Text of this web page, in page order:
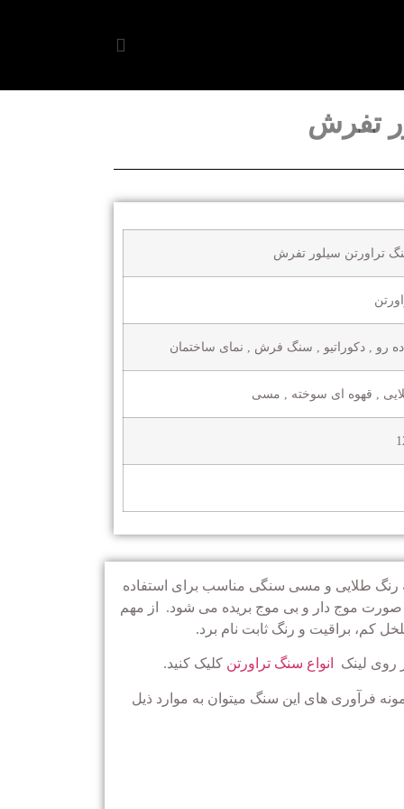
تفرش
تراورتن سیلور تفرش
رو , دکوراتیو , سنگ فرش , نمای ساختمان
, قهوه ای سوخته , مسی
رنگ طلایی و مسی سنگی مناسب برای استفاده
صورت موج دار و بی موج بریده می شود. از مهم
کم، براقیت و رنگ ثابت نام برد.
روی لینک انواع سنگ تراورتن کلیک کنید.
فرآوری های این سنگ میتوان به موارد ذیل